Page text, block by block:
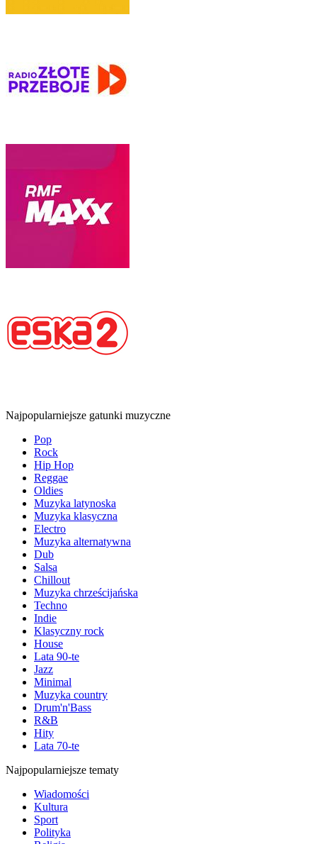
Najpopularniejsze gatunki muzyczne
Pop
Rock
Hip Hop
Reggae
Oldies
Muzyka latynoska
Muzyka klasyczna
Electro
Muzyka alternatywna
Dub
Salsa
Chillout
Muzyka chrześcijańska
Techno
Indie
Klasyczny rock
House
Lata 90-te
Jazz
Minimal
Muzyka country
Drum'n'Bass
R&B
Hity
Lata 70-te
Najpopularniejsze tematy
Wiadomości
Kultura
Sport
Polityka